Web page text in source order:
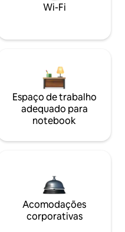
Wi-Fi
Espaço de trabalho
adequado para
notebook
Acomodações
corporativas